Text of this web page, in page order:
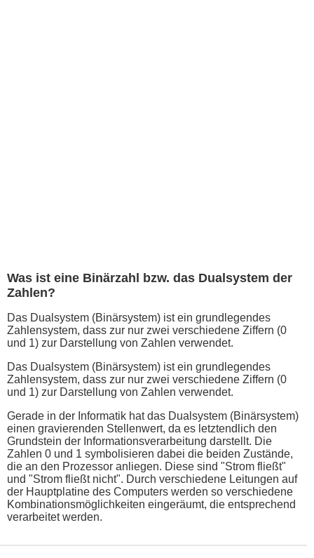
Was ist eine Binärzahl bzw. das Dualsystem der
Zahlen?
Das Dualsystem (Binärsystem) ist ein grundlegendes
Zahlensystem, dass zur nur zwei verschiedene Ziffern (0
und 1) zur Darstellung von Zahlen verwendet.
Das Dualsystem (Binärsystem) ist ein grundlegendes
Zahlensystem, dass zur nur zwei verschiedene Ziffern (0
und 1) zur Darstellung von Zahlen verwendet.
Gerade in der Informatik hat das Dualsystem (Binärsystem)
einen gravierenden Stellenwert, da es letztendlich den
Grundstein der Informationsverarbeitung darstellt. Die
Zahlen 0 und 1 symbolisieren dabei die beiden Zustände,
die an den Prozessor anliegen. Diese sind "Strom fließt"
und "Strom fließt nicht". Durch verschiedene Leitungen auf
der Hauptplatine des Computers werden so verschiedene
Kombinationsmöglichkeiten eingeräumt, die entsprechend
verarbeitet werden.